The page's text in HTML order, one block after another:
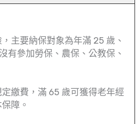
主要納保對象為年滿 25 歲、
有參加勞保、農保、公教保、
繳費，滿 65 歲可獲得老年經
障。